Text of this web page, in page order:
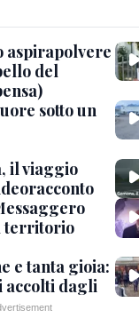
aspirapolvere
del
sotto un
il viaggio
territorio
e tanta gioia:
accolti dagli